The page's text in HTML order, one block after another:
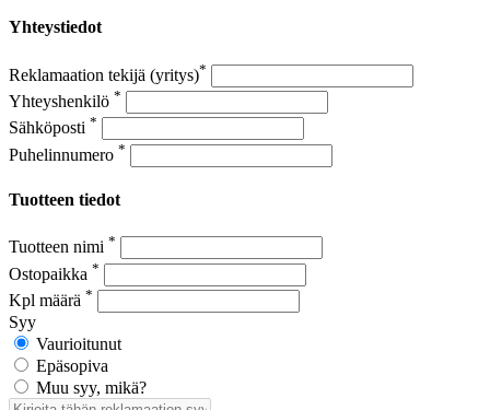
Yhteystiedot
Reklamaation tekijä (yritys)*
Yhteyshenkilö *
Sähköposti *
Puhelinnumero *
Tuotteen tiedot
Tuotteen nimi *
Ostopaikka *
Kpl määrä *
Syy
Vaurioitunut
Epäsopiva
Muu syy, mikä?